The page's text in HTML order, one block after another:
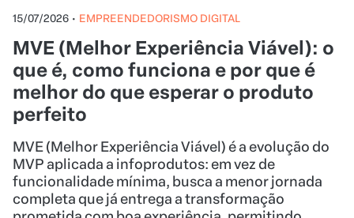
MVE (Melhor Experiência Viável) é a evolução do
MVP aplicada a infoprodutos: em vez de
funcionalidade mínima, busca a menor jornada
completa que já entrega a transformação
prometida com boa experiência, permitindo
lançar mais rápido, validar com um grupo
pequeno e evoluir com dados reais em vez de